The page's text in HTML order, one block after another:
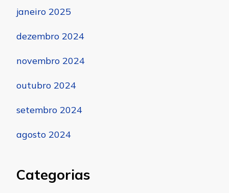
janeiro 2025
dezembro 2024
novembro 2024
outubro 2024
setembro 2024
agosto 2024
Categorias